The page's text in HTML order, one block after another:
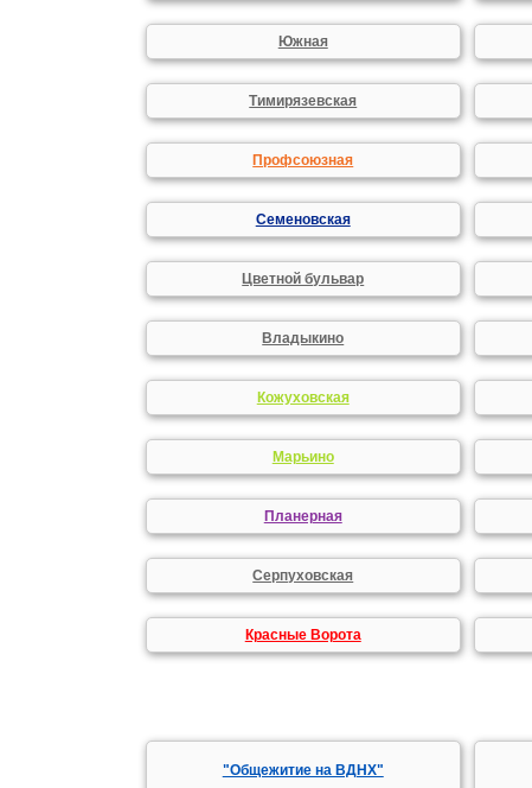
Южная
Тимирязевская
Профсоюзная
Семеновская
Цветной бульвар
Владыкино
Кожуховская
Марьино
Планерная
Серпуховская
Красные Ворота
"Общежитие на ВДНХ"